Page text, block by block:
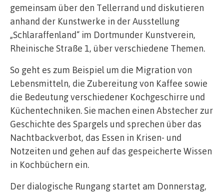
gemeinsam über den Tellerrand und diskutieren
anhand der Kunstwerke in der Ausstellung
„Schlaraffenland“ im Dortmunder Kunstverein,
Rheinische Straße 1, über verschiedene Themen.
So geht es zum Beispiel um die Migration von
Lebensmitteln, die Zubereitung von Kaffee sowie
die Bedeutung verschiedener Kochgeschirre und
Küchentechniken. Sie machen einen Abstecher zur
Geschichte des Spargels und sprechen über das
Nachtbackverbot, das Essen in Krisen- und
Notzeiten und gehen auf das gespeicherte Wissen
in Kochbüchern ein.
Der dialogische Rungang startet am Donnerstag,